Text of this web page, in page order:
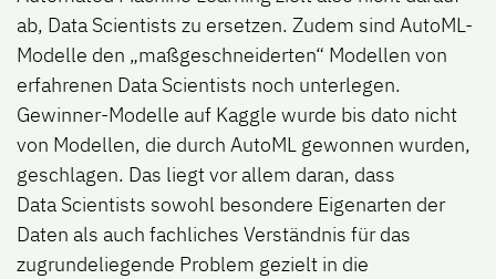
ab, Data Scientists zu ersetzen. Zudem sind AutoML-
Modelle den „maßgeschneiderten“ Modellen von
erfahrenen Data Scientists noch unterlegen.
Gewinner-Modelle auf Kaggle wurde bis dato nicht
von Modellen, die durch AutoML gewonnen wurden,
geschlagen. Das liegt vor allem daran, dass
Data Scientists sowohl besondere Eigenarten der
Daten als auch fachliches Verständnis für das
zugrundeliegende Problem gezielt in die